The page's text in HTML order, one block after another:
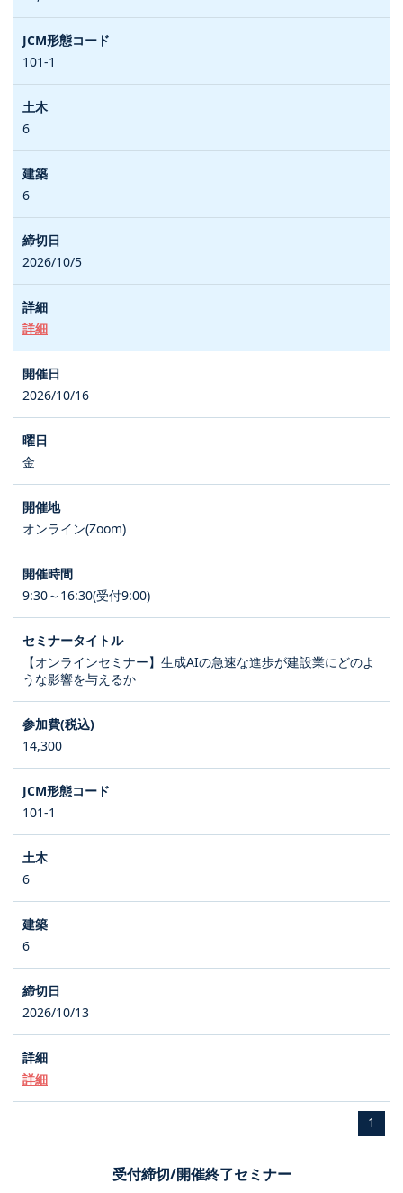
101-1
6
6
2026/10/5
詳細
2026/10/16
金
オンライン(Zoom)
9:30～16:30(受付9:00)
【オンラインセミナー】生成AIの急速な進歩が建設業にどのよ
うな影響を与えるか
14,300
101-1
6
6
2026/10/13
詳細
1
受付締切/開催終了セミナー